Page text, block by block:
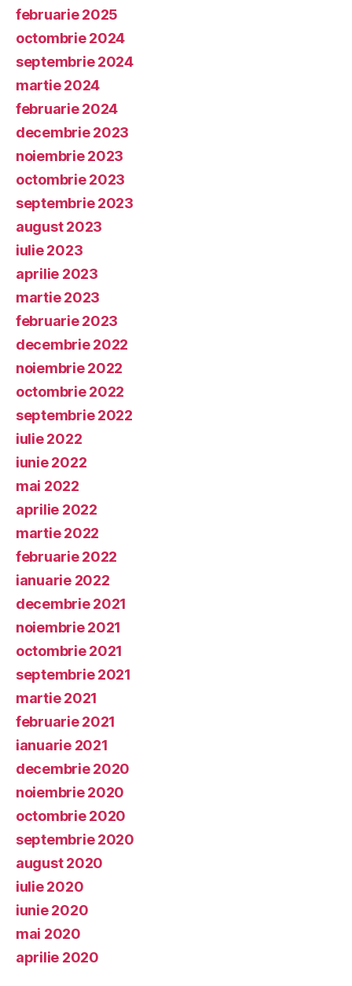
februarie 2025
octombrie 2024
septembrie 2024
martie 2024
februarie 2024
decembrie 2023
noiembrie 2023
octombrie 2023
septembrie 2023
august 2023
iulie 2023
aprilie 2023
martie 2023
februarie 2023
decembrie 2022
noiembrie 2022
octombrie 2022
septembrie 2022
iulie 2022
iunie 2022
mai 2022
aprilie 2022
martie 2022
februarie 2022
ianuarie 2022
decembrie 2021
noiembrie 2021
octombrie 2021
septembrie 2021
martie 2021
februarie 2021
ianuarie 2021
decembrie 2020
noiembrie 2020
octombrie 2020
septembrie 2020
august 2020
iulie 2020
iunie 2020
mai 2020
aprilie 2020